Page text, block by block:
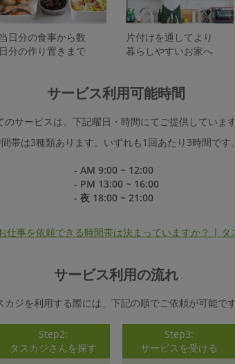
当日分の食事から数
日分の作り置きまで
片付けを通してより
暮らしやすいお家へ
サービス利用可能時間
のサービスは、下記曜日・時間にてご提供しています
帯は3種類あります。いずれも1回あたり3時間です。
- AM 9:00 ~ 12:00
- PM 13:00 ~ 16:00
- 夜 18:00 ~ 21:00
仕事を依頼できる時間帯は決まっていますか？ | タ
サービス利用の流れ
カジを利用する際には、下記の順でご依頼が可能です
Step2:
タスカジさんを探す
Step3:
サービスを受ける